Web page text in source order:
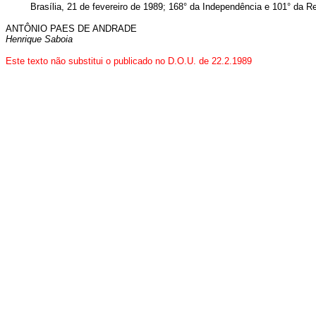
Brasília, 21 de fevereiro de 1989; 168° da Independência e 101° da
ANTÔNIO PAES DE ANDRADE
Henrique Saboia
Este texto não substitui o publicado no D.O.U. de 22.2.1989